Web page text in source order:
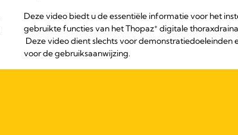
Deze video biedt u de essentiële informatie voor het
gebruikte functies van het Thopaz+ digitale
Deze video dient slechts voor
voor de gebruiksaanwijzing.